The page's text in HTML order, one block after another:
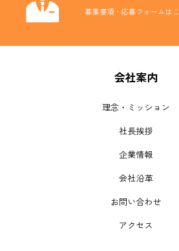
募集要項・応募フォームは
会社案内
理念・ミッション
社長挨拶
企業情報
会社沿革
お問い合わせ
アクセス